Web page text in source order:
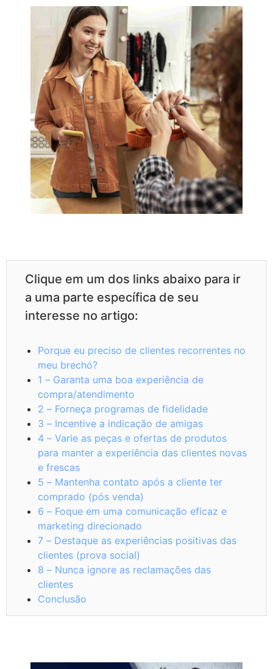
Clique em um dos links abaixo para ir
a uma parte específica de seu
interesse no artigo:
Porque eu preciso de clientes recorrentes no
meu brechó?
1 – Garanta uma boa experiência de
compra/atendimento
2 – Forneça programas de fidelidade
3 – Incentive a indicação de amigas
4 – Varie as peças e ofertas de produtos
para manter a experiência das clientes novas
e frescas
5 – Mantenha contato após a cliente ter
comprado (pós venda)
6 – Foque em uma comunicação eficaz e
marketing direcionado
7 – Destaque as experiências positivas das
clientes (prova social)
8 – Nunca ignore as reclamações das
clientes
Conclusão